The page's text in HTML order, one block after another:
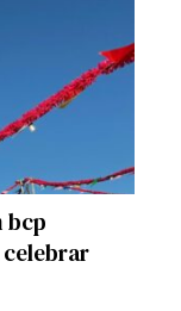
bcp
celebrar